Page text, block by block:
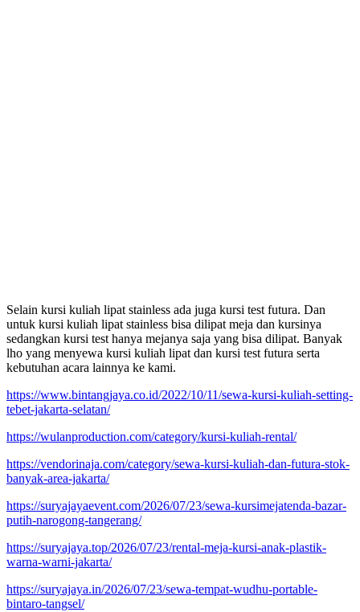
Selain kursi kuliah lipat stainless ada juga kursi test futura. Dan
untuk kursi kuliah lipat stainless bisa dilipat meja dan kursinya
sedangkan kursi test hanya mejanya saja yang bisa dilipat. Banyak
lho yang menyewa kursi kuliah lipat dan kursi test futura serta
kebutuhan acara lainnya ke kami.
https://www.bintangjaya.co.id/2022/10/11/sewa-kursi-kuliah-setting-
tebet-jakarta-selatan/
https://wulanproduction.com/category/kursi-kuliah-rental/
https://vendorinaja.com/category/sewa-kursi-kuliah-dan-futura-stok-
banyak-area-jakarta/
https://suryajayaevent.com/2026/07/23/sewa-kursimejatenda-bazar-
putih-narogong-tangerang/
https://suryajaya.top/2026/07/23/rental-meja-kursi-anak-plastik-
warna-warni-jakarta/
https://suryajaya.in/2026/07/23/sewa-tempat-wudhu-portable-
bintaro-tangsel/